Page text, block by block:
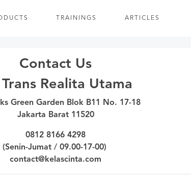
TRAININGS ARTICLES
Contact Us
Trans Realita Utama
Green Garden Blok B11 No. 17-18
Jakarta Barat 11520
0812 8166 4298
(Senin-Jumat / 09.00-17-00)
contact@kelascinta.com